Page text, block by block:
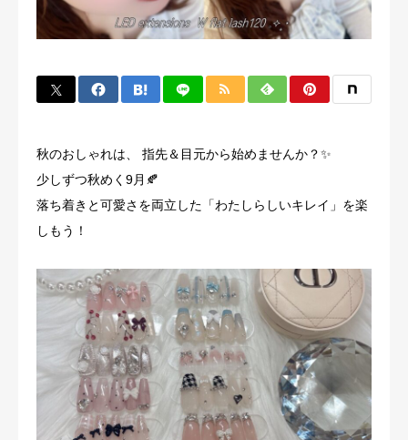
秋のおしゃれは、 指先＆目元から始めませんか？✨
少しずつ秋めく9月🍂
落ち着きと可愛さを両立した「わたしらしいキレイ」を楽
しもう！
よくある質問
アクセス
美容コラム